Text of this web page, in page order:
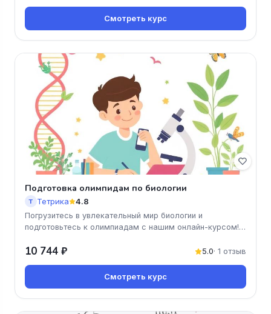
Смотреть курс
Подготовка олимпидам по биологии
Т Тетрика 4.8
Погрузитесь в увлекательный мир биологии и
подготовьтесь к олимпиадам с нашим онлайн-курсом!
10 744 ₽ 5.0· 1 отзыв
Смотреть курс